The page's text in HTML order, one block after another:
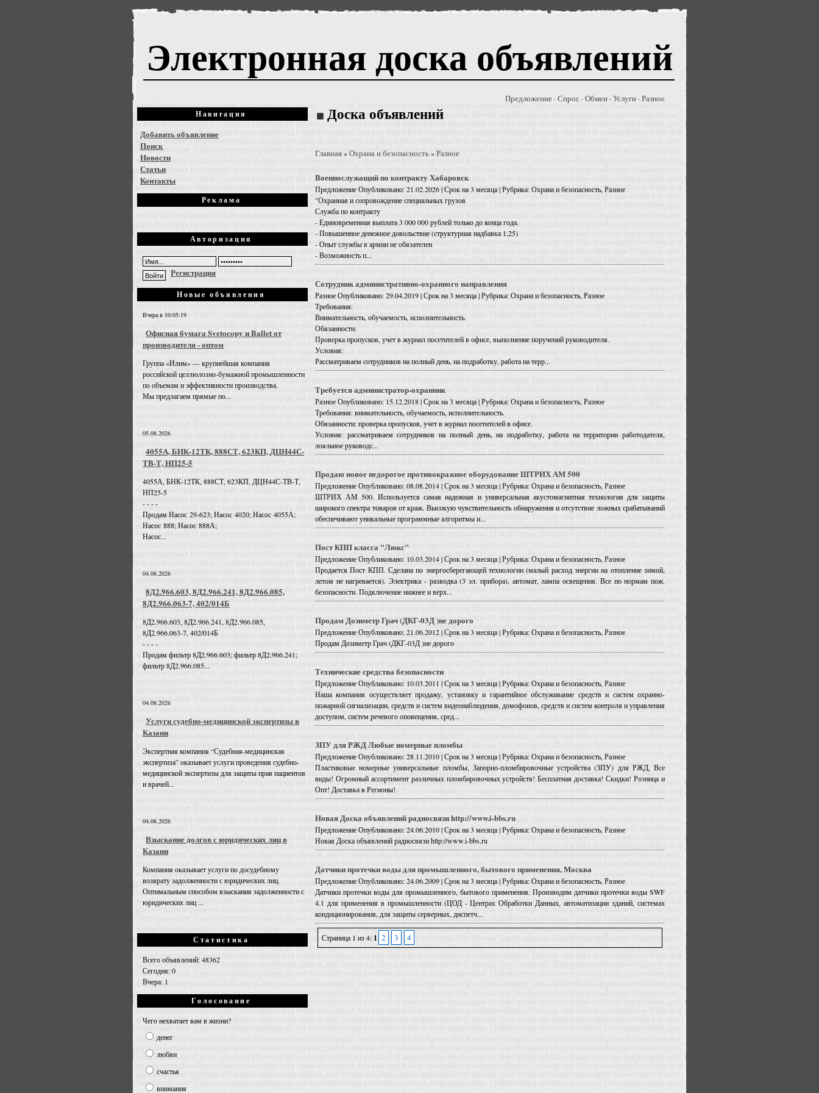
Электронная доска объявлений
Навигация
Добавить объявление
Поиск
Новости
Статьи
Контакты
Реклама
Авторизация
Регистрация
Новые объявления
Вчера в 10:05:19
Офисная бумага Svetocopy и Ballet от
производителя - оптом
Группа «Илим» — крупнейшая компания
российской целлюлозно-бумажной промышленности
по объемам и эффективности производства.
Мы предлагаем прямые по...
05.08.2026
4055А, БНК-12ТК, 888СТ, 623КП, ДЦН44С-
ТВ-Т, НП25-5
4055А, БНК-12ТК, 888СТ, 623КП, ДЦН44С-ТВ-Т,
НП25-5
- - - -
Продам Насос 29-623; Насос 4020; Насос 4055А;
Насос 888; Насос 888А;
Насос...
04.08.2026
8Д2.966.603, 8Д2.966.241, 8Д2.966.085,
8Д2.966.063-7, 402/014Б
8Д2.966.603, 8Д2.966.241, 8Д2.966.085,
8Д2.966.063-7, 402/014Б
- - - -
Продам фильтр 8Д2.966.603; фильтр 8Д2.966.241;
фильтр 8Д2.966.085...
04.08.2026
Услуги судебно-медицинской экспертизы в
Казани
Экспертная компания “Судебная-медицинская
экспертиза” оказывает услуги проведения судебно-
медицинской экспертизы для защиты прав пациентов
и врачей...
04.08.2026
Взыскание долгов с юридических лиц в
Казани
Компания оказывает услуги по досудебному
возврату задолженности с юридических лиц.
Оптимальным способом взыскания задолженности с
юридических лиц ...
Статистика
Всего объявлений: 48362
Сегодня: 0
Вчера: 1
Голосование
Чего нехватает вам в жизни?
денег
любви
счастья
внимания
Доска объявлений
Предложение · Спрос · Обмен · Услуги · Разное
Главная»Охрана и безопасность»Разное
Военнослужащий по контракту Хабаровск
ПредложениеОпубликовано: 21.02.2026 | Срок на 3 месяца | Рубрика: Охрана и безопасность, Разное
"Охранная и сопровождение специальных грузов
Служба по контракту
- Единовременная выплата 3 000 000 рублей только до конца года.
- Повышенное денежное довольствие (структурная надбавка 1,25)
- Опыт службы в армии не обязателен
- Возможность п...
Сотрудник административно-охранного направления
РазноеОпубликовано: 29.04.2019 | Срок на 3 месяца | Рубрика: Охрана и безопасность, Разное
Требования:
Внимательность, обучаемость, исполнительность.
Обязанности:
Проверка пропусков, учет в журнал посетителей в офисе, выполнение поручений руководителя.
Условия:
Рассматриваем сотрудников на полный день, на подработку, работа на терр...
Требуется администратор-охранник
РазноеОпубликовано: 15.12.2018 | Срок на 3 месяца | Рубрика: Охрана и безопасность, Разное
Требования: внимательность, обучаемость, исполнительность.
Обязанности: проверка пропусков, учет в журнал посетителей в офисе.
Условия: рассматриваем сотрудников на полный день, на подработку, работа на территории работодателя,
лояльное руководс...
Продаю новое недорогое противокражное оборудование ШТРИХ АМ 500
ПредложениеОпубликовано: 08.08.2014 | Срок на 3 месяца | Рубрика: Охрана и безопасность, Разное
ШТРИХ АМ 500. Используется самая надежная и универсальная акустомагнитная технология для защиты
широкого спектра товаров от краж. Высокую чувствительность обнаружения и отсутствие ложных срабатываний
обеспечивают уникальные программные алгоритмы и...
Пост КПП класса "Люкс"
ПредложениеОпубликовано: 10.03.2014 | Срок на 3 месяца | Рубрика: Охрана и безопасность, Разное
Продается Пост КПП. Сделана по энергосберегающей технологии (малый расход энергии на отопление зимой,
летом не нагревается). Электрика - разводка (3 эл. прибора), автомат, лампа освещения. Все по нормам пож.
безопасности. Подключение нижнее и верх...
Продам Дозиметр Грач (ДКГ-03Д )не дорого
ПредложениеОпубликовано: 21.06.2012 | Срок на 3 месяца | Рубрика: Охрана и безопасность, Разное
Продам Дозиметр Грач (ДКГ-03Д )не дорого
Технические средства безопасности
ПредложениеОпубликовано: 10.03.2011 | Срок на 3 месяца | Рубрика: Охрана и безопасность, Разное
Наша компания осуществляет продажу, установку и гарантийное обслуживание средств и систем охранно-
пожарной сигнализации, средств и систем видеонаблюдения, домофонов, средств и систем контроля и управления
доступом, систем речевого оповещения, сред...
ЗПУ для РЖД Любые номерные пломбы
ПредложениеОпубликовано: 28.11.2010 | Срок на 3 месяца | Рубрика: Охрана и безопасность, Разное
Пластиковые номерные универсальные пломбы, Запорно-пломбировочные устройства (ЗПУ) для РЖД, Все
виды! Огромный ассортимент различных пломбировочных устройств! Бесплатная доставка! Скидки! Розница и
Опт! Доставка в Регионы!
Новая Доска объявлений радиосвязи http://www.i-bbs.ru
ПредложениеОпубликовано: 24.06.2010 | Срок на 3 месяца | Рубрика: Охрана и безопасность, Разное
Новая Доска объявлений радиосвязи http://www.i-bbs.ru
Датчики протечки воды для промышленного, бытового применения, Москва
ПредложениеОпубликовано: 24.06.2009 | Срок на 3 месяца | Рубрика: Охрана и безопасность, Разное
Датчики протечки воды для промышленного, бытового применения. Производим датчики протечки воды SWF
4.1 для применения в промышленности (ЦОД - Центрах Обработки Данных, автоматизации зданий, системах
кондиционирования, для защиты серверных, диспетч...
Страница 1 из 4: 1 2 3 4